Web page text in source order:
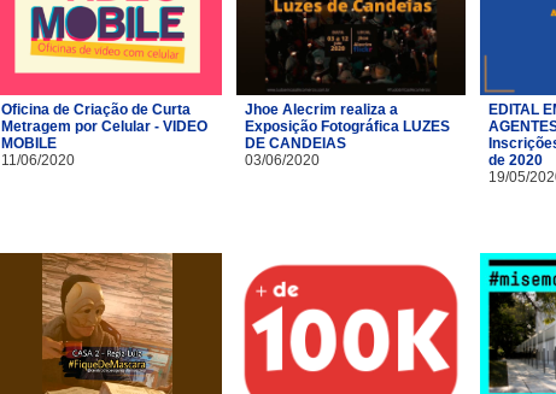
Oficina de Criação de Curta
Metragem por Celular - VIDEO
MOBILE
11/06/2020
Jhoe Alecrim realiza a
Exposição Fotográfica LUZES
DE CANDEIAS
03/06/2020
EDITAL
de 2020
19/05/